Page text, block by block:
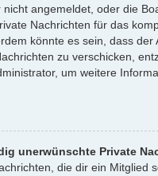
angemeldet, oder die
Nachrichten für das
könnte es sein, dass der
zu verschicken,
um weitere
unerwünschte Private
die dir ein Mitglied